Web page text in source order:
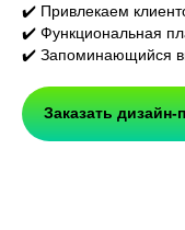
✔️ Привлекаем
✔️ Функциональная
✔️ Запоминающийся
Заказать дизайн-